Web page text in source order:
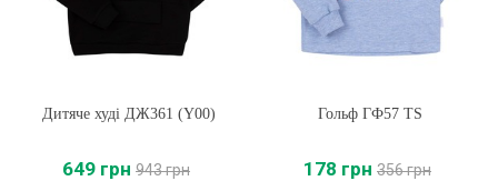
Дитяче худі ДЖ361 (Y00)
649 грн 943 грн
Гольф ГФ57 TS
178 грн 356 грн